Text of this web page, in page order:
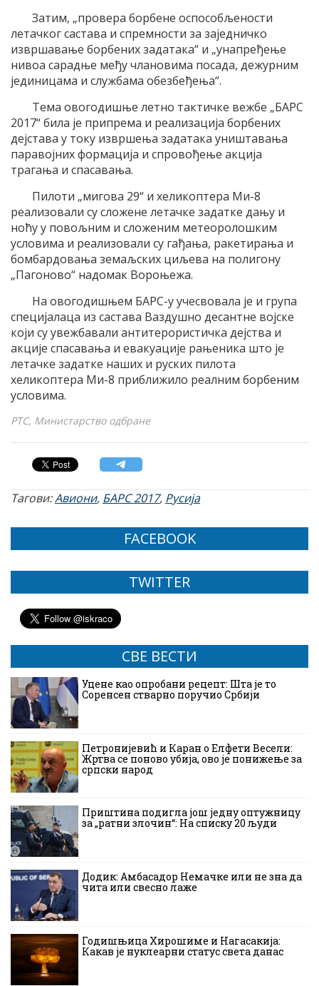
Затим, „провера борбене оспособљености
летачког састава и спремности за заједничко
извршавање борбених задатака“ и „унапређење
нивоа сарадње међу члановима посада, дежурним
јединицама и службама обезбеђења“.
Тема овогодишње летно тактичке вежбе „БАРС
2017“ била је припрема и реализација борбених
дејстава у току извршења задатака уништавања
паравојних формација и спровођење акција
трагања и спасавања.
Пилоти „мигова 29“ и хеликоптера Ми-8
реализовали су сложене летачке задатке дању и
ноћу у повољним и сложеним метеоролошким
условима и реализовали су гађања, ракетирања и
бомбардовања земаљских циљева на полигону
„Пагоново“ надомак Вороњежа.
На овогодишњем БАРС-у учесвовала је и група
специјалаца из састава Ваздушно десантне војске
који су увежбавали антитерористичка дејства и
акције спасавања и евакуације рањеника што је
летачке задатке наших и руских пилота
хеликоптера Ми-8 приближило реалним борбеним
условима.
РТС, Министарство одбране
Тагови:Авиони, БАРС 2017, Русија
FACEBOOK
TWITTER
СВЕ ВЕСТИ
Уцене као опробани рецепт: Шта је то
Соренсен стварно поручио Србији
Петронијевић и Каран о Елфети Весели:
Жртва се поново убија, ово је понижење за
српски народ
Приштина подигла још једну оптужницу
за „ратни злочин“: На списку 20 људи
Додик: Амбасадор Немачке или не зна да
чита или свесно лаже
Годишњица Хирошиме и Нагасакија:
Какав је нуклеарни статус света данас